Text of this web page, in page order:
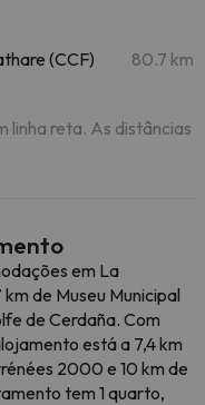
(CCF) 80.7 km
linha reta. As distâncias
em La
de Museu Municipal
de Cerdaña. Com
está a 7,4 km
2000 e 10 km de
tem 1 quarto,